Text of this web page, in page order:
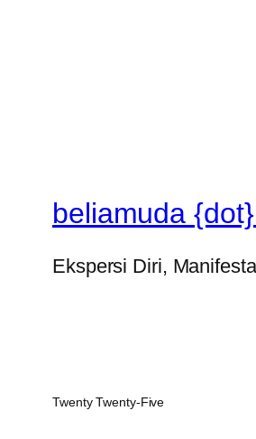
beliamuda
Ekspersi Diri,
Twenty Twenty-Five